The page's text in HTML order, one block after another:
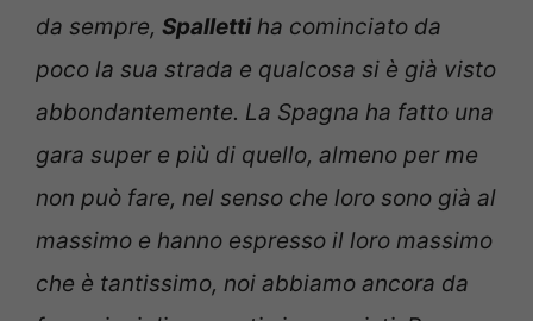
da sempre, Spallettiha cominciato da
poco la sua strada e qualcosa si è già visto
abbondantemente. La Spagna ha fatto una
gara super e più di quello, almeno per me
non può fare, nel senso che loro sono già al
massimo e hanno espresso il loro massimo
che è tantissimo, noi abbiamo ancora da